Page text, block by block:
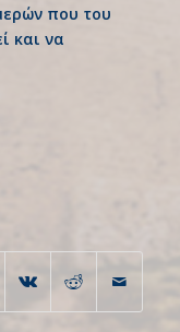
που του
και να